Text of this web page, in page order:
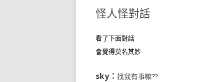
怪人怪對話
看了下面對話
會覺得莫名其妙
sky： 找我有事嘛??